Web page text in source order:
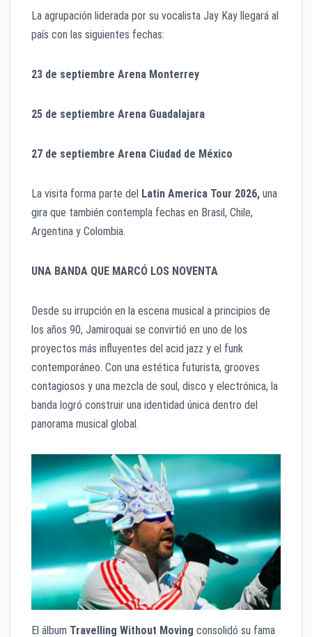
La agrupación liderada por su vocalista Jay Kay llegará al
país con las siguientes fechas:
23 de septiembre Arena Monterrey
25 de septiembre Arena Guadalajara
27 de septiembre Arena Ciudad de México
La visita forma parte del Latin America Tour 2026, una
gira que también contempla fechas en Brasil, Chile,
Argentina y Colombia.
UNA BANDA QUE MARCÓ LOS NOVENTA
Desde su irrupción en la escena musical a principios de
los años 90, Jamiroquai se convirtió en uno de los
proyectos más influyentes del acid jazz y el funk
contemporáneo. Con una estética futurista, grooves
contagiosos y una mezcla de soul, disco y electrónica, la
banda logró construir una identidad única dentro del
panorama musical global.
El álbum Travelling Without Moving consolidó su fama